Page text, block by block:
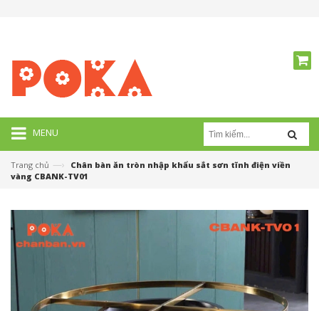
MENU
Trang chủ —›
Chân bàn ăn tròn nhập khẩu sắt sơn tĩnh điện viền
vàng CBANK-TV01